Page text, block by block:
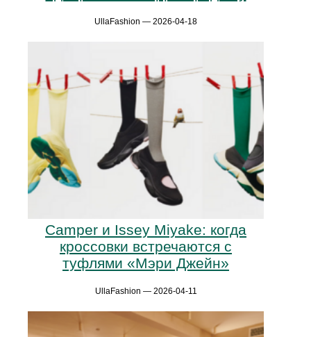
UllaFashion — 2026-04-18
Camper и Issey Miyake: когда
кроссовки встречаются с
туфлями «Мэри Джейн»
UllaFashion — 2026-04-11